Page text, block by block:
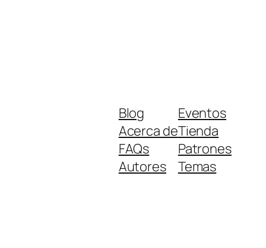
Blog
Acerca de
FAQs
Autores
Eventos
Tienda
Patrones
Temas